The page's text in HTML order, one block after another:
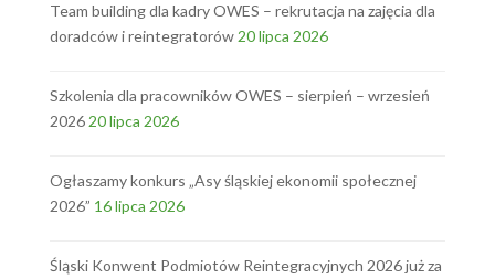
Team building dla kadry OWES – rekrutacja na zajęcia dla
doradców i reintegratorów 20 lipca 2026
Szkolenia dla pracowników OWES – sierpień – wrzesień
2026 20 lipca 2026
Ogłaszamy konkurs „Asy śląskiej ekonomii społecznej
2026” 16 lipca 2026
Śląski Konwent Podmiotów Reintegracyjnych 2026 już za